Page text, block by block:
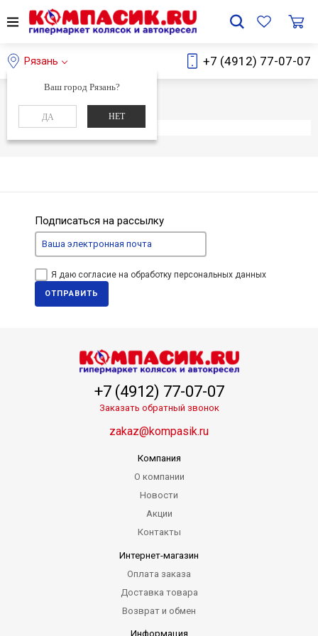
Рязань
Ваш город Рязань?
ДА НЕТ
+7 (4912) 77-07-07
Главная Каталог
Элемент не найден
Подписаться на рассылку
Я даю согласие на обработку персональных данных
ОТПРАВИТЬ
+7 (4912) 77-07-07
Заказать обратный звонок
zakaz@kompasik.ru
Компания
О компании
Новости
Акции
Контакты
Интернет-магазин
Оплата заказа
Доставка товара
Возврат и обмен
Информация